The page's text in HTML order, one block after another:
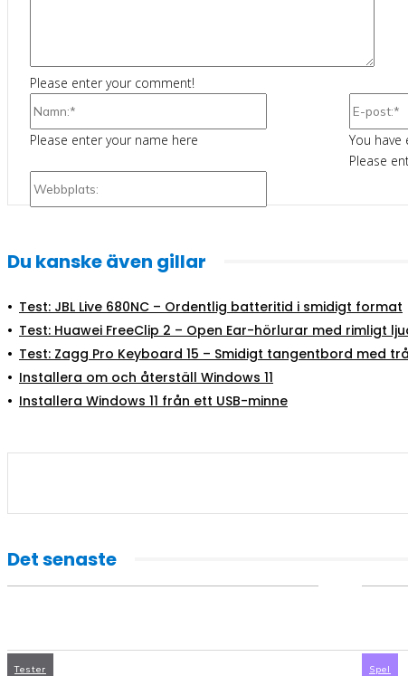
Please enter your comment!
Please enter your name here
You
Please
Du kanske även gillar
Test: JBL Live 680NC – Ordentlig batteritid i smidigt format
Test: Huawei FreeClip 2 – Open Ear-hörlurar med rimligt
Test: Zagg Pro Keyboard 15 – Smidigt tangentbord med
Installera om och återställ Windows 11
Installera Windows 11 från ett USB-minne
Det senaste
Tester Spel